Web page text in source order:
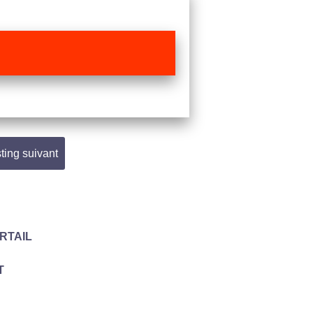
suivant